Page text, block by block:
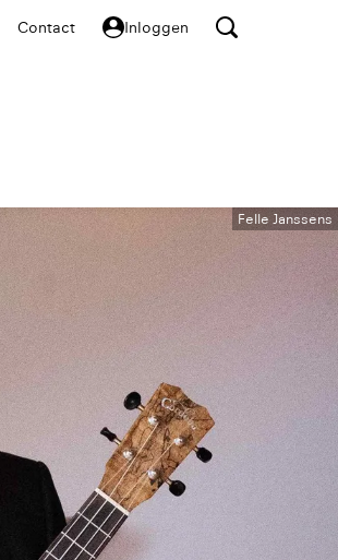
Contact Inloggen
Felle Janssens